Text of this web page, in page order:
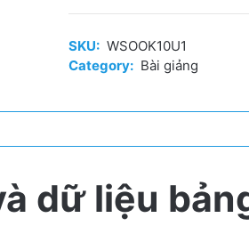
dữ
chéo,
dữ
với
quantity
SKU: WSOOK10U1
Category: Bài giảng
dữ liệu